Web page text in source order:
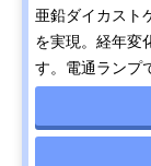
亜鉛ダイカスト
を実現。経年変
す。電通ランプ